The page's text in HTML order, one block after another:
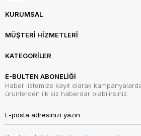
KURUMSAL
MÜŞTERİ HİZMETLERİ
KATEGORİLER
E-BÜLTEN ABONELİĞİ
Haber listemize kayıt olarak
ürünlerden ilk siz haberdar olabilirsiniz.